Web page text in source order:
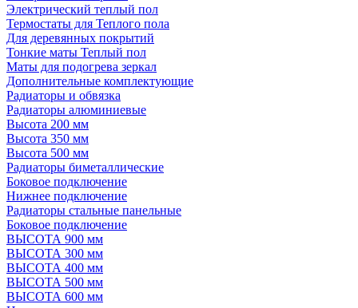
Электрический теплый пол
Термостаты для Теплого пола
Для деревянных покрытий
Тонкие маты Теплый пол
Маты для подогрева зеркал
Дополнительные комплектующие
Радиаторы и обвязка
Радиаторы алюминиевые
Высота 200 мм
Высота 350 мм
Высота 500 мм
Радиаторы биметаллические
Боковое подключение
Нижнее подключение
Радиаторы стальные панельные
Боковое подключение
ВЫСОТА 900 мм
ВЫСОТА 300 мм
ВЫСОТА 400 мм
ВЫСОТА 500 мм
ВЫСОТА 600 мм